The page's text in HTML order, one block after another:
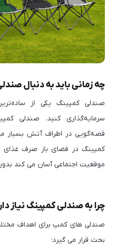
چه زمانی باید به دنبال
صندلی کمپینگ یکی از
سرمایه‌گذاری کنید. صندلی
قصه‌گویی در اطراف آتش بسیار
کمپینگ در فضای باز صرف غذای
موقعیت اجتماعی آسان می کند
چرا به صندلی کمپینگ نیاز
صندلی های کمپ برای اهداف
بحث قرار می گیرد: